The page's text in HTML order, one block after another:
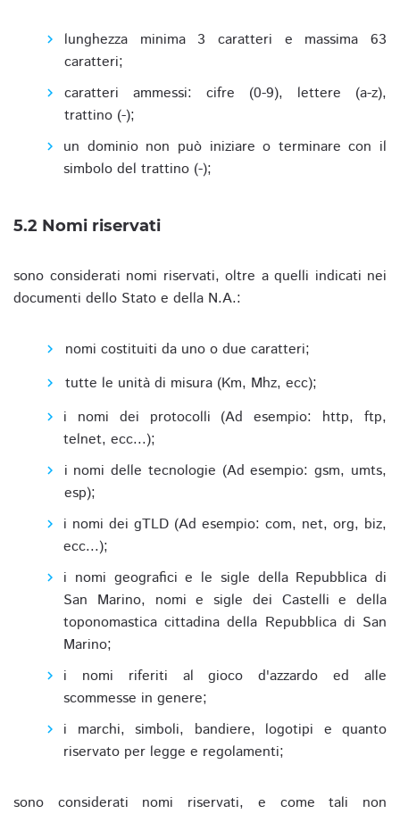
lunghezza minima 3 caratteri e massima 63
caratteri;
caratteri ammessi: cifre (0-9), lettere (a-z),
trattino (-);
un dominio non può iniziare o terminare con il
simbolo del trattino (-);
5.2 Nomi riservati
sono considerati nomi riservati, oltre a quelli indicati nei
documenti dello Stato e della N.A.:
nomi costituiti da uno o due caratteri;
tutte le unità di misura (Km, Mhz, ecc);
i nomi dei protocolli (Ad esempio: http, ftp,
telnet, ecc...);
i nomi delle tecnologie (Ad esempio: gsm, umts,
esp);
i nomi dei gTLD (Ad esempio: com, net, org, biz,
ecc...);
i nomi geografici e le sigle della Repubblica di
San Marino, nomi e sigle dei Castelli e della
toponomastica cittadina della Repubblica di San
Marino;
i nomi riferiti al gioco d'azzardo ed alle
scommesse in genere;
i marchi, simboli, bandiere, logotipi e quanto
riservato per legge e regolamenti;
sono considerati nomi riservati, e come tali non